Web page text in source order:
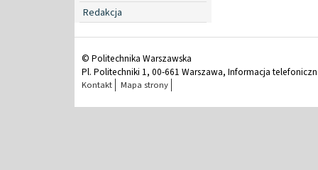
Redakcja
© Politechnika Warszawska
Pl. Politechniki 1, 00-661 Warszawa, Informacja
Kontakt Mapa strony